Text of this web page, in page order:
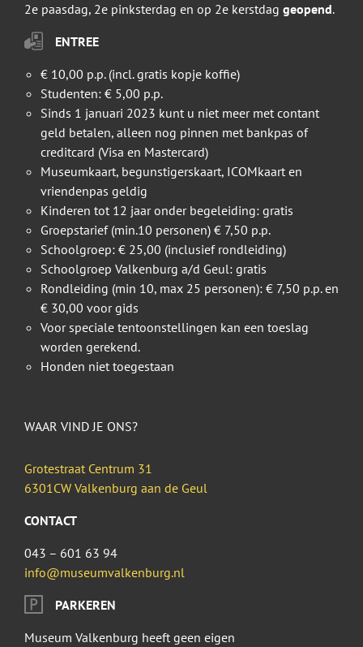
2e paasdag, 2e pinksterdag en op 2e kerstdag geopend.
ENTREE
€ 10,00 p.p. (incl. gratis kopje koffie)
Studenten: € 5,00 p.p.
Sinds 1 januari 2023 kunt u niet meer met contant
geld betalen, alleen nog pinnen met bankpas of
creditcard (Visa en Mastercard)
Museumkaart, begunstigerskaart, ICOMkaart en
vriendenpas geldig
Kinderen tot 12 jaar onder begeleiding: gratis
Groepstarief (min.10 personen) € 7,50 p.p.
Schoolgroep: € 25,00 (inclusief rondleiding)
Schoolgroep Valkenburg a/d Geul: gratis
Rondleiding (min 10, max 25 personen): € 7,50 p.p. en
€ 30,00 voor gids
Voor speciale tentoonstellingen kan een toeslag
worden gerekend.
Honden niet toegestaan
WAAR VIND JE ONS?
Grotestraat Centrum 31
6301CW Valkenburg aan de Geul
CONTACT
043 – 601 63 94
info@museumvalkenburg.nl
PARKEREN
Museum Valkenburg heeft geen eigen